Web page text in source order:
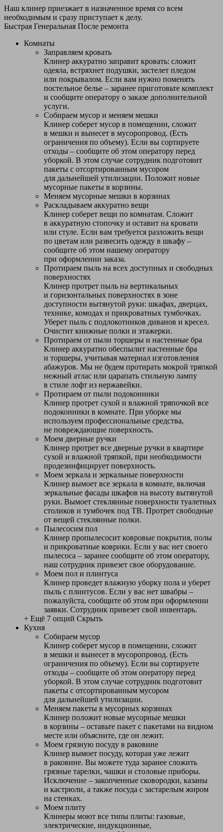
Наш клинер приезжает в назначенное время со всем
необходимым и сразу приступает к делу.
Быстрая Генеральная После ремонта
Комнаты
Заправляем кровать
Клинер аккуратно заправит кровать: сложит
одеяла, встряхнет подушки, застелет пледом
или покрывалом. Если вам нужно поменять
постельное белье – заранее приготовьте комплект
и сообщите оператору о заказе дополнительной
услуги.
Собираем мусор и меняем мешки
Клинер соберет мусор в помещении, сложит
в мешки и вынесет в мусоропровод. (Есть
ограничения по объему). Если вы сортируете
отходы – сообщите об этом оператору перед
уборкой. В этом случае сотрудник подготовит
пакеты с отсортированным мусором
для дальнейшей утилизации. Положит новые
мусорные пакеты в корзины.
Меняем мусорные мешки в корзинах
Раскладываем аккуратно вещи
Клинер соберет вещи по комнатам. Сложит
в аккуратную стопочку и оставит на кровати
или стуле. Если вам требуется разложить вещи
по цветам или развесить одежду в шкафу –
сообщите об этом нашему оператору
при оформлении заказа.
Протираем пыль на всех доступных и свободных
поверхностях
Клинер протрет пыль на вертикальных
и горизонтальных поверхностях в зоне
доступности вытянутой руки: шкафах, дверцах,
технике, комодах и прикроватных тумбочках.
Уберет пыль с подлокотников диванов и кресел.
Очистит книжные полки и этажерки.
Протираем от пыли торшеры и настенные бра
Клинер аккуратно обеспылит настенные бра
и торшеры, учитывая материал изготовления
абажуров. Мы не будем протирать мокрой тряпкой
нежный атлас или царапать стильную лампу
в стиле лофт из нержавейки.
Протираем от пыли подоконники
Клинер протрет сухой и влажной тряпочкой все
подоконники в комнате. При уборке мы
используем профессиональные средства,
не повреждающие поверхность.
Моем дверные ручки
Клинер протрет все дверные ручки в квартире
сухой и влажной тряпкой, при необходимости
продезинфицирует поверхность.
Моем зеркала и зеркальные поверхности
Клинер вымоет все зеркала в комнате, включая
зеркальные фасады шкафов на высоту вытянутой
руки. Вымоет стеклянные поверхности туалетных
столиков и тумбочек под ТВ. Протрет свободные
от вещей стеклянные полки.
Пылесосим пол
Клинер пропылесосит ковровые покрытия, полы
и прикроватные коврики. Если у вас нет своего
пылесоса – заранее сообщите об этом оператору,
наш сотрудник привезет свое оборудование.
Моем пол и плинтуса
Клинер проведет влажную уборку пола и уберет
пыль с плинтусов. Если у вас нет швабры –
пожалуйста, сообщите об этом при оформлении
заявки. Сотрудник привезет свой инвентарь.
+ Ещё 7 опций Скрыть
Кухня
Собираем мусор
Клинер соберет мусор в помещении, сложит
в мешки и вынесет в мусоропровод. (Есть
ограничения по объему). Если вы сортируете
отходы – сообщите об этом оператору перед
уборкой. В этом случае сотрудник подготовит
пакеты с отсортированным мусором
для дальнейшей утилизации.
Меняем пакеты в мусорных корзинах
Клинер положит новые мусорные мешки
в корзины – оставьте пакет с пакетами на видном
месте или объясните, где он лежит.
Моем грязную посуду в раковине
Клинер вымоет посуду, которая уже лежит
в раковине. Вы можете туда заранее сложить
грязные тарелки, чашки и столовые приборы.
Исключение – закопченные сковородки, казаны
и кастрюли, а также посуда с застарелым жиром
на стенках.
Моем плиту
Клинеры моют все типы плиты: газовые,
электрические, индукционные,